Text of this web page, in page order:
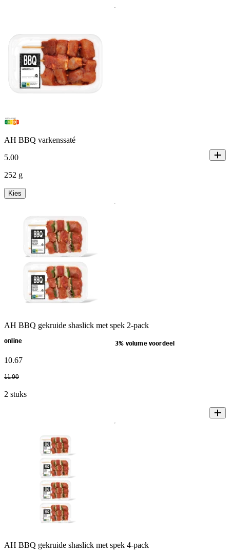
AH BBQ varkenssaté
5.00
252 g
Kies
AH BBQ gekruide shaslick met spek 2-pack
online 3% volume voordeel
10.67
11.00
2 stuks
AH BBQ gekruide shaslick met spek 4-pack